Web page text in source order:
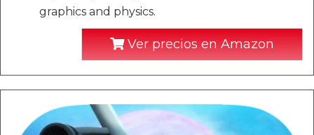
graphics and physics.
Ver precios en Amazon